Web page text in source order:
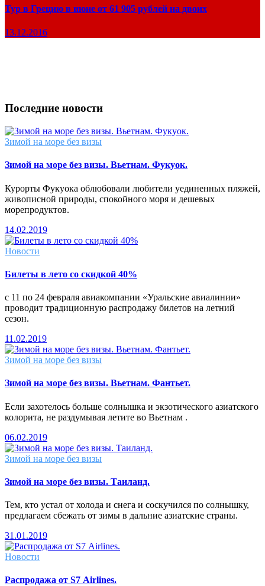
Тур в Грецию в июне от 61 905 рублей на двоих
13.12.2016
Последние новости
Зимой на море без визы
Зимой на море без визы. Вьетнам. Фукуок.
Курорты Фукуока облюбовали любители уединенных пляжей,
живописной природы, спокойного моря и дешевых
морепродуктов.
14.02.2019
Новости
Билеты в лето со скидкой 40%
с 11 по 24 февраля авиакомпании «Уральские авиалинии»
проводит традиционную распродажу билетов на летний
сезон.
11.02.2019
Зимой на море без визы
Зимой на море без визы. Вьетнам. Фантьет.
Если захотелось больше солнышка и экзотического азиатского
колорита, не раздумывая летите во Вьетнам .
06.02.2019
Зимой на море без визы
Зимой на море без визы. Таиланд.
Тем, кто устал от холода и снега и соскучился по солнышку,
предлагаем сбежать от зимы в дальние азиатские страны.
31.01.2019
Новости
Распродажа от S7 Airlines.